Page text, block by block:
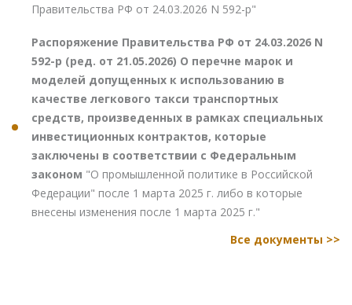
Правительства РФ от 24.03.2026 N 592-р"
Распоряжение Правительства РФ от 24.03.2026 N
592-р (ред. от 21.05.2026) О перечне марок и
моделей допущенных к использованию в
качестве легкового такси транспортных
средств, произведенных в рамках специальных
инвестиционных контрактов, которые
заключены в соответствии с Федеральным
законом "О промышленной политике в Российской
Федерации" после 1 марта 2025 г. либо в которые
внесены изменения после 1 марта 2025 г."
Все документы >>